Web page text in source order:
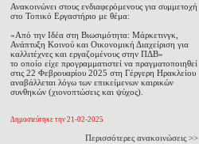
Ανακοινώνει στους ενδιαφερόμενους για συμμετοχή
στο Τοπικό Εργαστήριο με θέμα:
«Από την Ιδέα στη Βιωσιμότητα: Μάρκετινγκ,
Ανάπτυξη Κοινού και Οικονομική Διαχείριση για
καλλιτέχνες και εργαζομένους στην ΠΔΒ»
το οποίο είχε προγραμματιστεί να πραγματοποιηθεί
στις 22 Φεβρουαρίου 2025 στη Γέργερη Ηρακλείου
αναβάλλεται λόγω των επικείμενων καιρικών
συνθηκών (χιονοπτώσεις και ψύχος).
Δημοσιεύτηκε την 21-02-2025
Περισσότερες ανακοινώσεις >>